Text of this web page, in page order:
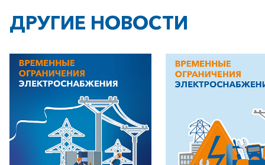
Заказать обратный звонок
Корпоративным клиентам
ДРУГИЕ НОВОСТИ